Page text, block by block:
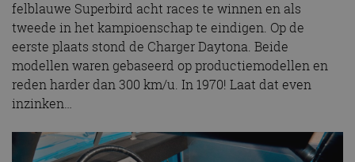
felblauwe Superbird acht races te winnen en als
tweede in het kampioenschap te eindigen. Op de
eerste plaats stond de Charger Daytona. Beide
modellen waren gebaseerd op productiemodellen en
reden harder dan 300 km/u. In 1970! Laat dat even
inzinken…